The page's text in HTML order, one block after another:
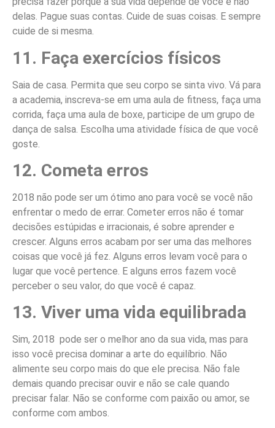
delas. Pague suas contas. Cuide de suas coisas. E sempre
cuide de si mesma.
11. Faça exercícios físicos
Saia de casa. Permita que seu corpo se sinta vivo. Vá para
a academia, inscreva-se em uma aula de fitness, faça uma
corrida, faça uma aula de boxe, participe de um grupo de
dança de salsa. Escolha uma atividade física de que você
goste.
12. Cometa erros
2018 não pode ser um ótimo ano para você se você não
enfrentar o medo de errar. Cometer erros não é tomar
decisões estúpidas e irracionais, é sobre aprender e
crescer. Alguns erros acabam por ser uma das melhores
coisas que você já fez. Alguns erros levam você para o
lugar que você pertence. E alguns erros fazem você
perceber o seu valor, do que você é capaz.
13. Viver uma vida equilibrada
Sim, 2018 pode ser o melhor ano da sua vida, mas para
isso você precisa dominar a arte do equilíbrio. Não
alimente seu corpo mais do que ele precisa. Não fale
demais quando precisar ouvir e não se cale quando
precisar falar. Não se conforme com paixão ou amor, se
conforme com ambos.